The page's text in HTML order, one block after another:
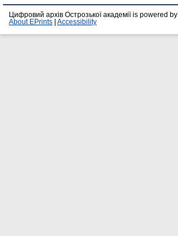
Цифровий архів Острозької академії is powered by
About EPrints
Accessibility